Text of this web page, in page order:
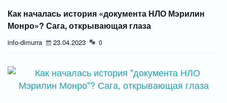
Как началась история «документа НЛО Мэрилин
Монро»? Сага, открывающая глаза
info-dimurra 23.04.2023 0